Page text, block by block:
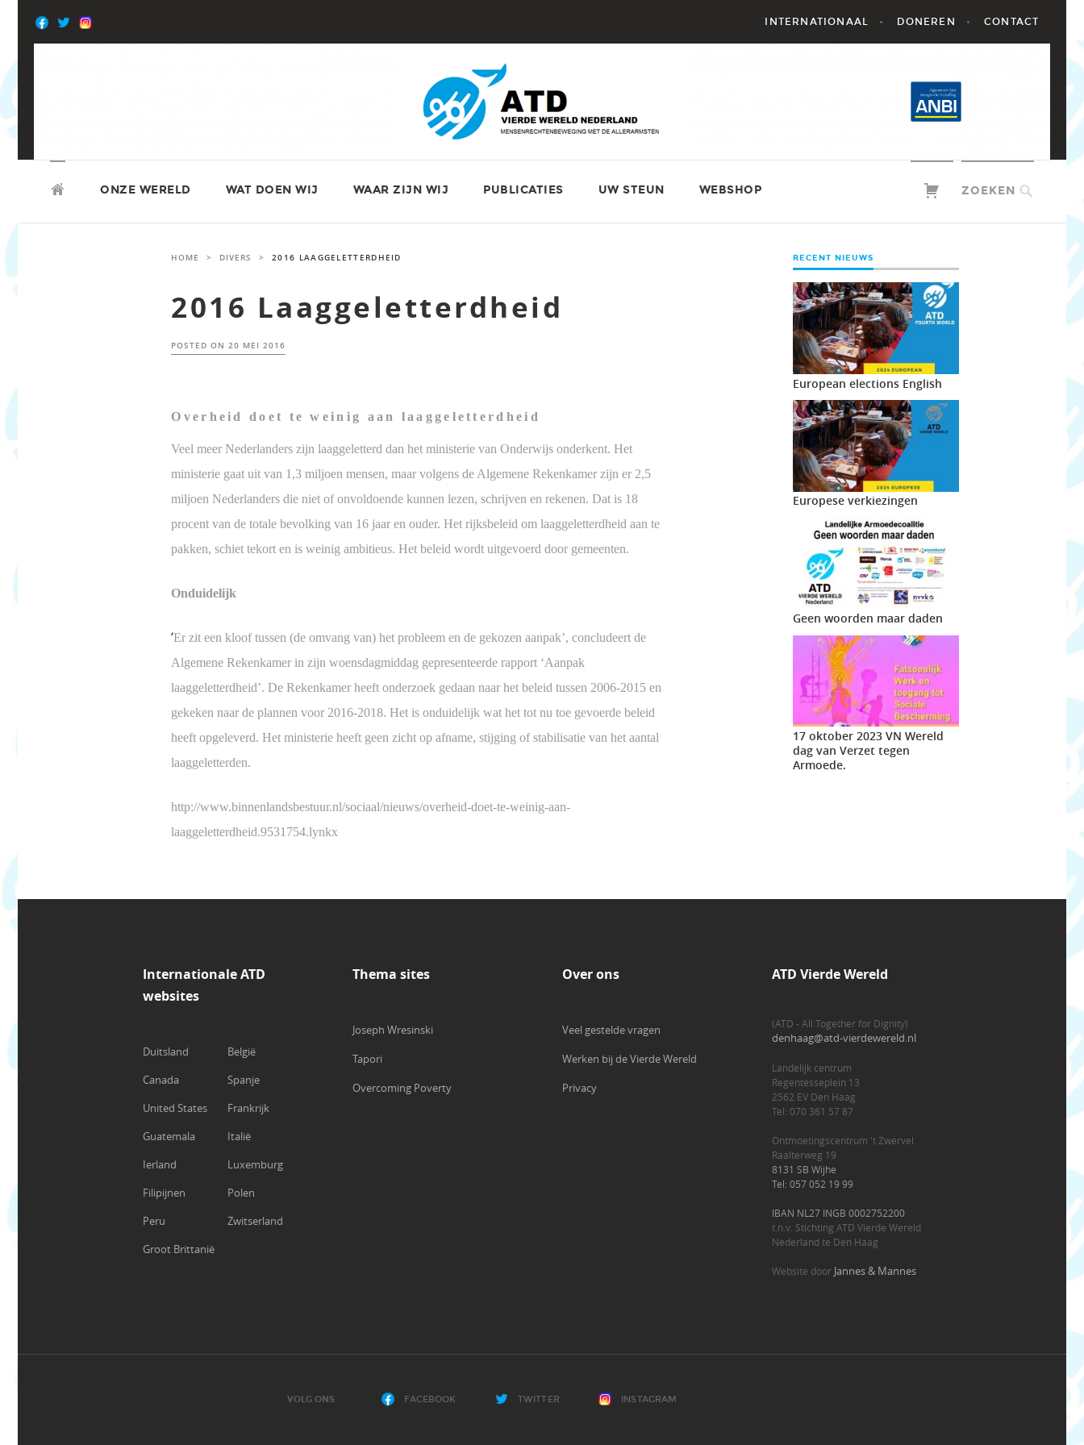
content
INTERNATIONAAL DONEREN CONTACT
ATD VIERDE WERELD ZOEKEN
TO
CONTENT
ONZE WERELD WAT DOEN WIJ WAAR ZIJN WIJ PUBLICATIES UW STEUN WEBSHOP
HOME > DIVERS > 2016 LAAGGELETTERDHEID
2016 Laaggeletterdheid
POSTED ON20 MEI 2016
Overheid doet te weinig aan laaggeletterdheid
Veel meer Nederlanders zijn laaggeletterd dan het ministerie van Onderwijs onderkent. Het
ministerie gaat uit van 1,3 miljoen mensen, maar volgens de Algemene Rekenkamer zijn er 2,5
miljoen Nederlanders die niet of onvoldoende kunnen lezen, schrijven en rekenen. Dat is 18
procent van de totale bevolking van 16 jaar en ouder. Het rijksbeleid om laaggeletterdheid aan te
pakken, schiet tekort en is weinig ambitieus. Het beleid wordt uitgevoerd door gemeenten.
Onduidelijk
‘Er zit een kloof tussen (de omvang van) het probleem en de gekozen aanpak’, concludeert de
Algemene Rekenkamer in zijn woensdagmiddag gepresenteerde rapport ‘Aanpak
laaggeletterdheid’. De Rekenkamer heeft onderzoek gedaan naar het beleid tussen 2006-2015 en
gekeken naar de plannen voor 2016-2018. Het is onduidelijk wat het tot nu toe gevoerde beleid
heeft opgeleverd. Het ministerie heeft geen zicht op afname, stijging of stabilisatie van het aantal
laaggeletterden.
http://www.binnenlandsbestuur.nl/sociaal/nieuws/overheid-doet-te-weinig-aan-
laaggeletterdheid.9531754.lynkx
RECENT NIEUWS
European elections English
Europese verkiezingen
Geen woorden maar daden
17 oktober 2023 VN Wereld
dag van Verzet tegen
Armoede.
Internationale ATD
websites
Duitsland
België
Canada
Spanje
United States
Frankrijk
Guatemala
Italië
Ierland
Luxemburg
Filipijnen
Polen
Peru
Zwitserland
Groot Brittanië
Thema sites
Joseph Wresinski
Tapori
Overcoming Poverty
Over ons
Veel gestelde vragen
Werken bij de Vierde Wereld
Privacy
ATD Vierde Wereld
(ATD - All Together for Dignity)
denhaag@atd-vierdewereld.nl
Landelijk centrum
Regentesseplein 13
2562 EV Den Haag
Tel: 070 361 57 87
Ontmoetingscentrum 't Zwervel
Raalterweg 19
8131 SB Wijhe
Tel: 057 052 19 99
IBAN NL27 INGB 0002752200
t.n.v. Stichting ATD Vierde Wereld
Nederland te Den Haag
Website door Jannes & Mannes
VOLG ONS FACEBOOK TWITTER INSTAGRAM